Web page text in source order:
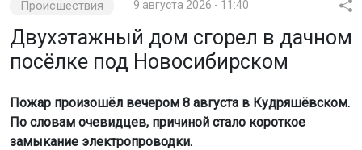
Происшествия 9 августа 2026 - 11:40
Двухэтажный дом сгорел в дачном
посёлке под Новосибирском
Пожар произошёл вечером 8 августа в Кудряшёвском.
По словам очевидцев, причиной стало короткое
замыкание электропроводки.